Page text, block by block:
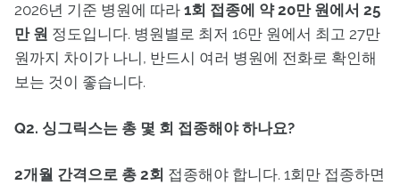
2026년 기준 병원에 따라 1회 접종에 약 20만 원에서 25
만 원 정도입니다. 병원별로 최저 16만 원에서 최고 27만
원까지 차이가 나니, 반드시 여러 병원에 전화로 확인해
보는 것이 좋습니다.
Q2. 싱그릭스는 총 몇 회 접종해야 하나요?
2개월 간격으로 총 2회 접종해야 합니다. 1회만 접종하면